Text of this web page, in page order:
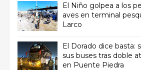
El Niño golpea a los
aves en terminal
Larco
El Dorado dice basta:
sus buses tras doble
en Puente Piedra